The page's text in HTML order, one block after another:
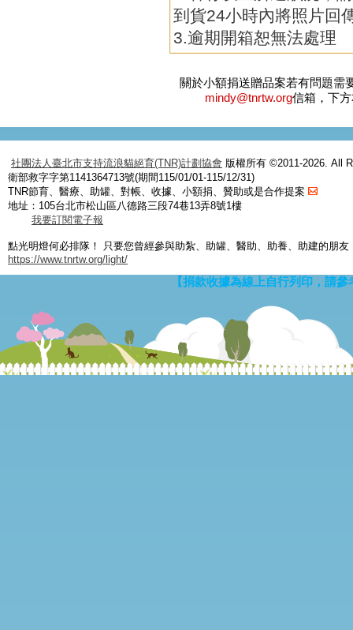
到貨24小時內將照片回
3.逾期開箱恕無法處理
關於小額捐送贈品案若有問題需
mindy@tnrtw.org信箱，下
社團法人臺北市支持流浪貓絕育(TNR)計劃協會 版權所有 ©2011-2026. All
衛部救字字第1141364713號(期間115/01/01-115/12/31)
TNR節育、醫療、助罐、對帳、收據、小額捐、贊助或是合作提案
地址：105台北市松山區八德路三段74巷13弄8號1樓
我要訂閱電子報
點光明燈何必排隊！ 只要您曾經參與助紮、助罐、醫助、助養、助建的朋
https://www.tnrtw.org/light/
【捐款收據為線上自行列印，請參